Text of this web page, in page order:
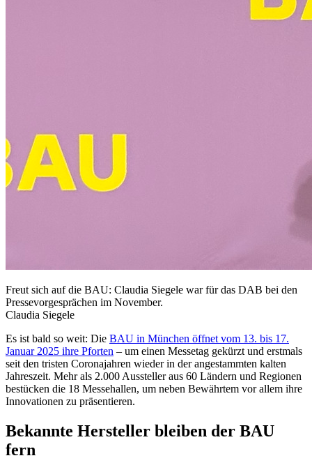
Freut sich auf die BAU: Claudia Siegele war für das DAB bei den
Pressevorgesprächen im November.
Claudia Siegele
Es ist bald so weit: Die BAU in München öffnet vom 13. bis 17.
Januar 2025 ihre Pforten – um einen Messetag gekürzt und erstmals
seit den tristen Coronajahren wieder in der angestammten kalten
Jahreszeit. Mehr als 2.000 Aussteller aus 60 Ländern und Regionen
bestücken die 18 Messehallen, um neben Bewährtem vor allem ihre
Innovationen zu präsentieren.
Bekannte Hersteller bleiben der BAU
fern